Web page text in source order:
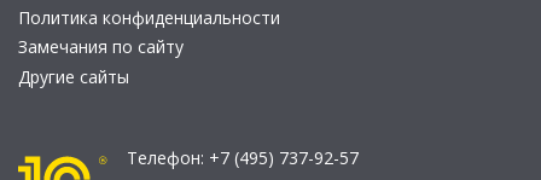
Политика конфиденциальности
Замечания по сайту
Другие сайты
Телефон: +7 (495) 737-92-57